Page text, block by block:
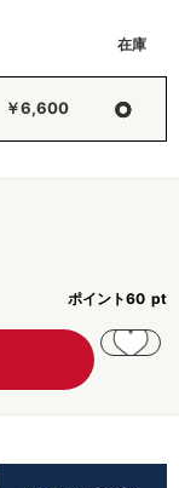
ポイント60
￥6,600 ○